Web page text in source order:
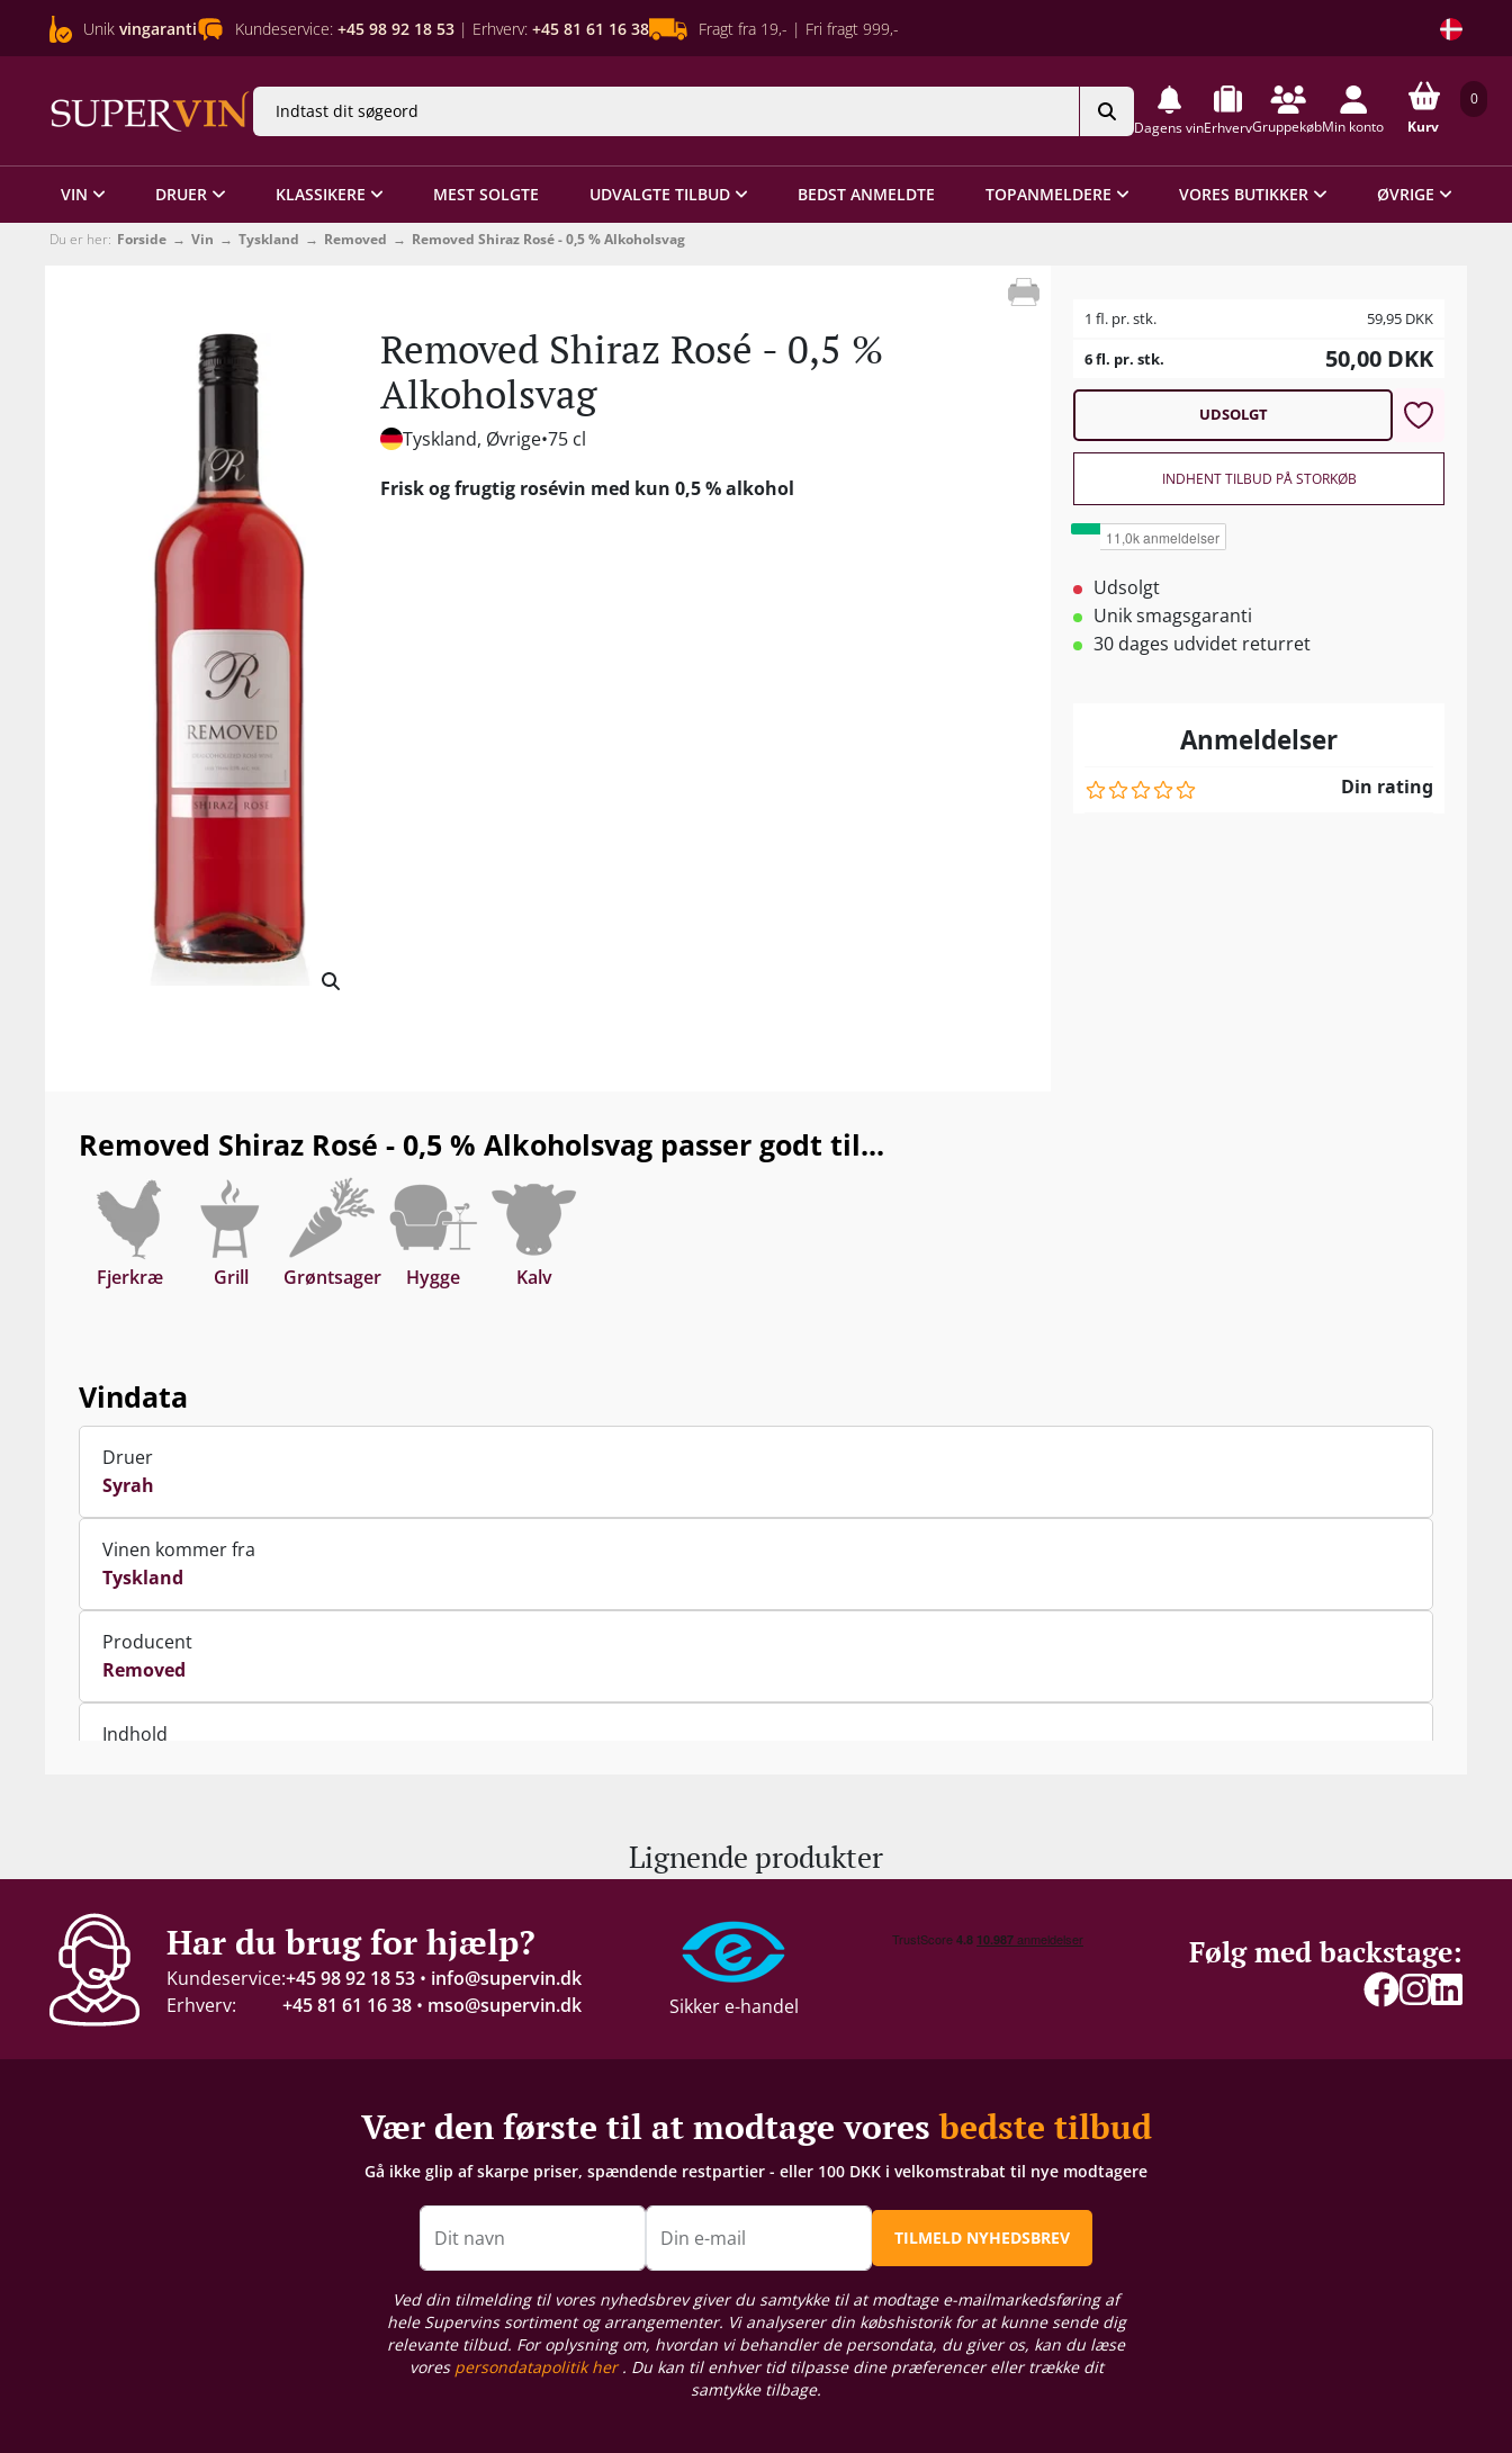
Unik vingaranti Kundeservice: +45 98 92 18 53 | Erhverv: +45 81 61 16 38 Fragt fra 19,- | Fri fragt 999,-
Dagens vinErhvervGruppekøbMin konto
0
Kurv
VIN DRUER KLASSIKERE MEST SOLGTE UDVALGTE TILBUD BEDST ANMELDTE TOPANMELDERE VORES BUTIKKER ØVRIGE
Du er her: Forside Vin Tyskland Removed Removed Shiraz Rosé - 0,5 % Alkoholsvag
Removed Shiraz Rosé - 0,5 %
Alkoholsvag
Tyskland, Øvrige 75 cl
Frisk og frugtig rosévin med kun 0,5 % alkohol
1 fl. pr. stk. 59,95 DKK
6 fl. pr. stk.
50,00 DKK
UDSOLGT
INDHENT TILBUD PÅ STORKØB
Udsolgt
Unik smagsgaranti
30 dages udvidet returret
Anmeldelser
Din rating
Removed Shiraz Rosé - 0,5 % Alkoholsvag passer godt til...
Fjerkræ Grill Grøntsager Hygge Kalv
Vindata
Druer
Syrah
Vinen kommer fra
Tyskland
Producent
Removed
Indhold
Emballage
6 stk. papkasse
Lignende produkter
Har du brug for hjælp?
Kundeservice:+45 98 92 18 53 • info@supervin.dk
Erhverv:
+45 81 61 16 38 • mso@supervin.dk Sikker e-handel
Følg med backstage:
Vær den første til at modtage voresbedste tilbud
Gå ikke glip af skarpe priser, spændende restpartier - eller 100 DKK i velkomstrabat til nye modtagere
Dit navn Din e-mail TILMELD NYHEDSBREV
Ved din tilmelding til vores nyhedsbrev giver du samtykke til at modtage e-mailmarkedsføring af
hele Supervins sortiment og arrangementer. Vi analyserer din købshistorik for at kunne sende dig
relevante tilbud. For oplysning om, hvordan vi behandler de persondata, du giver os, kan du læse
vores persondatapolitik her. Du kan til enhver tid tilpasse dine præferencer eller trække dit
samtykke tilbage.